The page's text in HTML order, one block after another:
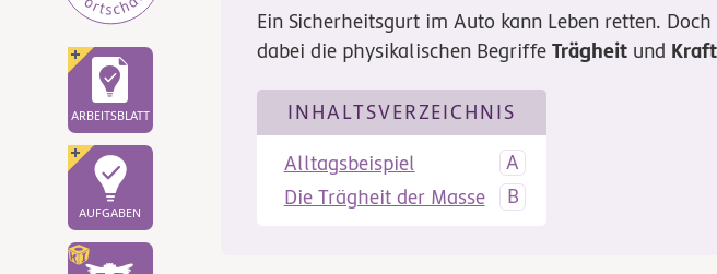
Ein Sicherheitsgurt im Auto kann Leben retten.
dabei die physikalischen BegriffeTrägheit und Kraft
INHALTSVERZEICHNIS
Alltagsbeispiel
Die Trägheit der Masse
ARBEITSBLATT
AUFGABEN